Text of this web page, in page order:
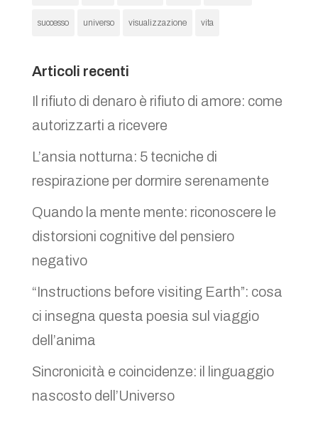
successo universo visualizzazione vita
Articoli recenti
Il rifiuto di denaro è rifiuto di amore: come
autorizzarti a ricevere
L’ansia notturna: 5 tecniche di
respirazione per dormire serenamente
Quando la mente mente: riconoscere le
distorsioni cognitive del pensiero
negativo
“Instructions before visiting Earth”: cosa
ci insegna questa poesia sul viaggio
dell’anima
Sincronicità e coincidenze: il linguaggio
nascosto dell’Universo